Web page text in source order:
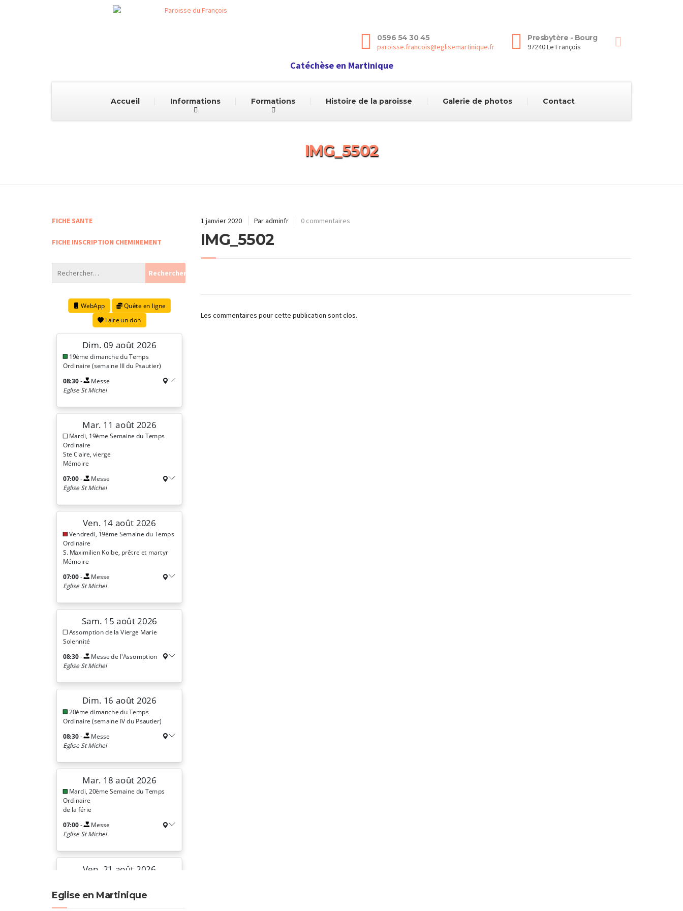
0596 54 30 45
paroisse.francois@eglisemartinique.fr
Presbytère - Bourg
97240 Le François
Catéchèse en Martinique
Accueil Informations Formations Histoire de la paroisse Galerie de photos Contact
IMG_5502
1 janvier 2020 Par adminfr 0 commentaires
IMG_5502
Les commentaires pour cette publication sont clos.
FICHE SANTE
FICHE INSCRIPTION CHEMINEMENT
Eglise en Martinique